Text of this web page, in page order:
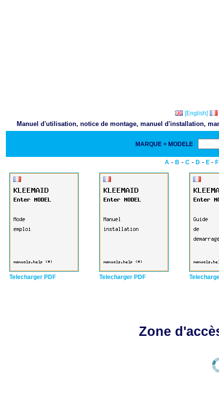
[English]
Manuel d'utilisation, notice de montage, manuel d'installation,
MARQUE + MODELE
A - B - C - D - E - F
Telecharger PDF Telecharger PDF
Zone